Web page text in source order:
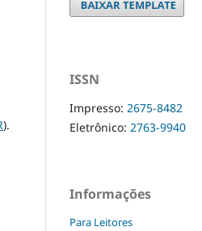
).
ISSN
Impresso: 2675-8482
Eletrônico: 2763-9940
Informações
Para Leitores